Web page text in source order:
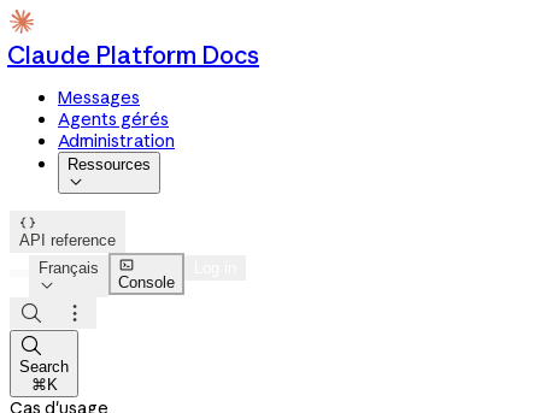
Claude Platform Docs
Messages
Agents gérés
Administration
Ressources


API reference
Français


Console



Search
⌘K
Cas d'usage